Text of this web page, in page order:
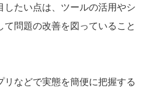
したい点は、ツールの活用やシ
て問題の改善を図っていること
リなどで実態を簡便に把握する